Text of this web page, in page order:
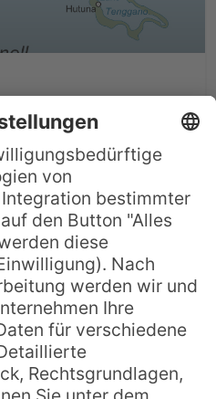
Atoll &
sicher zu den
des Südpazifik.
Regenwäldern und
ist
wahres Juwel und
voll von
Ganz
erfreut sich jedoch